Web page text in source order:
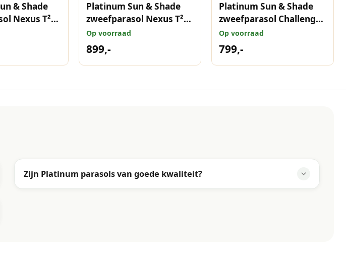
& Shade
Nexus T²
Platinum Sun & Shade
zweefparasol Nexus T²
Premium Sandstone
300x300 Champagne
Op voorraad
899,-
Platinum Sun & Shade
zweefparasol Challenger
T² Premium Glow
300x300 Havana
Op voorraad
799,-
Zijn Platinum parasols van goede kwaliteit?